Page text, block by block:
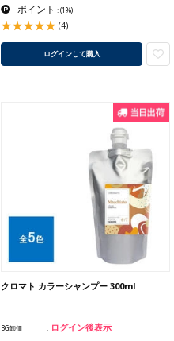
ポイント :(1%)
(4)
ログインして購入
クロマト カラーシャンプー 300ml
BG卸価 ログイン後表示